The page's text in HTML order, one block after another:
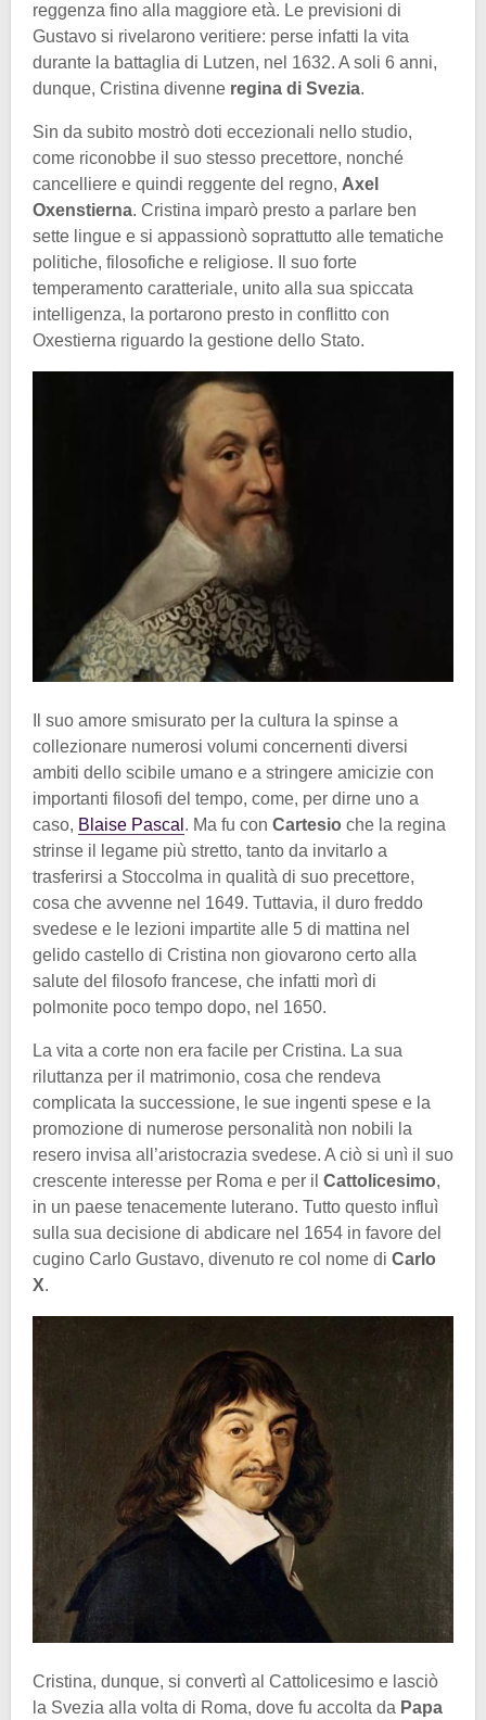
reggenza fino alla maggiore età. Le previsioni di
Gustavo si rivelarono veritiere: perse infatti la vita
durante la battaglia di Lutzen, nel 1632. A soli 6 anni,
dunque, Cristina divenne regina di Svezia.
Sin da subito mostrò doti eccezionali nello studio,
come riconobbe il suo stesso precettore, nonché
cancelliere e quindi reggente del regno, Axel
Oxenstierna. Cristina imparò presto a parlare ben
sette lingue e si appassionò soprattutto alle tematiche
politiche, filosofiche e religiose. Il suo forte
temperamento caratteriale, unito alla sua spiccata
intelligenza, la portarono presto in conflitto con
Oxestierna riguardo la gestione dello Stato.
Il suo amore smisurato per la cultura la spinse a
collezionare numerosi volumi concernenti diversi
ambiti dello scibile umano e a stringere amicizie con
importanti filosofi del tempo, come, per dirne uno a
caso, Blaise Pascal . Ma fu con Cartesio che la regina
strinse il legame più stretto, tanto da invitarlo a
trasferirsi a Stoccolma in qualità di suo precettore,
cosa che avvenne nel 1649. Tuttavia, il duro freddo
svedese e le lezioni impartite alle 5 di mattina nel
gelido castello di Cristina non giovarono certo alla
salute del filosofo francese, che infatti morì di
polmonite poco tempo dopo, nel 1650.
La vita a corte non era facile per Cristina. La sua
riluttanza per il matrimonio, cosa che rendeva
complicata la successione, le sue ingenti spese e la
promozione di numerose personalità non nobili la
resero invisa all’aristocrazia svedese. A ciò si unì il suo
crescente interesse per Roma e per il Cattolicesimo,
in un paese tenacemente luterano. Tutto questo influì
sulla sua decisione di abdicare nel 1654 in favore del
cugino Carlo Gustavo, divenuto re col nome di Carlo
X.
Cristina, dunque, si convertì al Cattolicesimo e lasciò
la Svezia alla volta di Roma, dove fu accolta da Papa